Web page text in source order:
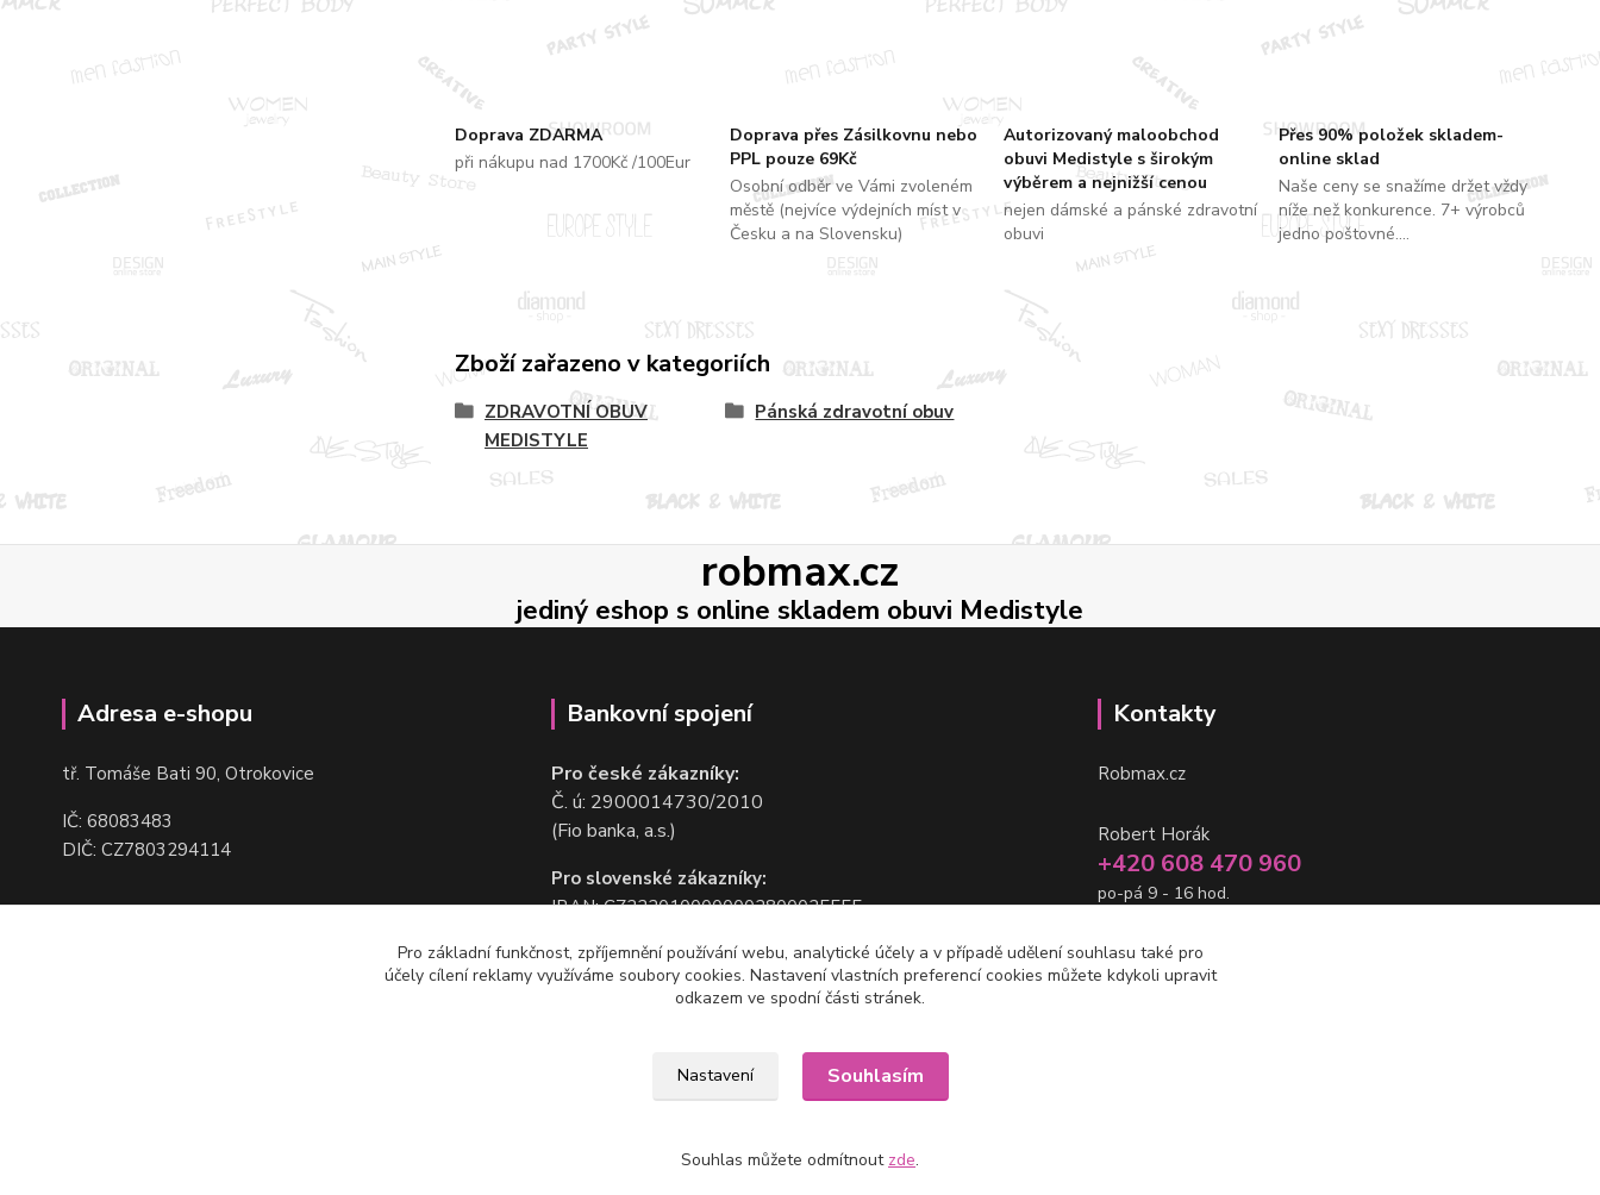
Doprava ZDARMA
při nákupu nad 1700Kč /100Eur
Doprava přes Zásilkovnu nebo
PPL pouze 69Kč
Osobní odběr ve Vámi zvoleném
městě (nejvíce výdejních míst v
Česku a na Slovensku)
Autorizovaný maloobchod
obuvi Medistyle s širokým
výběrem a nejnižší cenou
nejen dámské a pánské zdravotní
obuvi
Přes 90% položek skladem-
online sklad
Naše ceny se snažíme držet vždy
níže než konkurence. 7+ výrobců
jedno poštovné....
Zboží zařazeno v kategoriích
ZDRAVOTNÍ OBUV
MEDISTYLE
Pánská zdravotní obuv
robmax.cz
jediný eshop s online skladem obuvi Medistyle
Adresa e-shopu
tř. Tomáše Bati 90, Otrokovice
IČ: 68083483
DIČ: CZ7803294114
Bankovní spojení
Pro české zákazníky:
Č. ú: 2900014730/2010
(Fio banka, a.s.)
Pro slovenské zákazníky:
IBAN: CZ2220100000002800025555
(Fio banka, a.s.)
Kontakty
Robmax.cz
Robert Horák
+420 608 470 960
po-pá 9 - 16 hod.
info@robmax.cz
Pro základní funkčnost, zpříjemnění používání webu, analytické účely a v případě udělení souhlasu také pro
účely cílení reklamy využíváme soubory cookies. Nastavení vlastních preferencí cookies můžete kdykoli upravit
odkazem ve spodní části stránek.
Nastavení Souhlasím
Souhlas můžete odmítnout zde.